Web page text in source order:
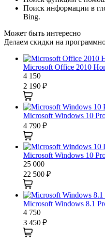
Поиск информации в
Bing.
Может быть интересно
Делаем скидки на
Microsoft Office 2010
4 150
2 190 ₽
Microsoft Windows 10
4 790 ₽
Microsoft Windows 10
25 000
22 500 ₽
Microsoft Windows 8.1
4 750
3 450 ₽